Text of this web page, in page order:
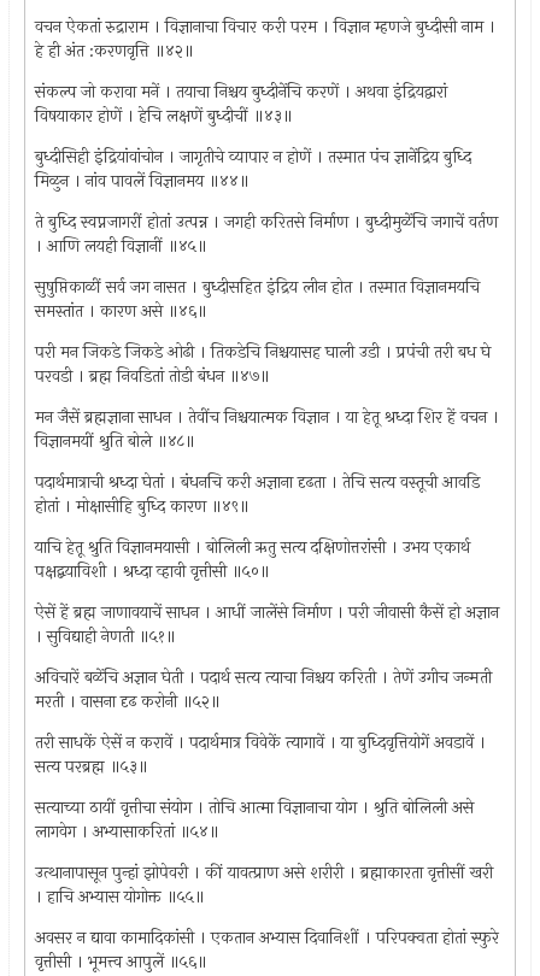
वचन ऐकतां रुद्राराम । विज्ञानाचा विचार करी परम । विज्ञान म्हणजे बुध्दीसी नाम ।
हे ही अंत :करणवृत्ति ॥४२॥
संकल्प जो करावा मनें । तयाचा निश्चय बुध्दीनेंचि करणें । अथवा इंद्रियद्वारां
विषयाकार होणें । हेचि लक्षणें बुध्दीचीं ॥४३॥
बुध्दीसिही इंद्रियांवांचोन । जागृतीचे व्यापार न होणें । तस्मात पंच ज्ञानेंद्रिय बुध्दि
मिळुन । नांव पावलें विज्ञानमय ॥४४॥
ते बुध्दि स्वप्नजागरीं होतां उत्पन्न । जगही करितसे निर्माण । बुध्दीमुळेंचि जगाचें वर्तण
। आणि लयही विज्ञानीं ॥४५॥
सुषुप्तिकाळीं सर्व जग नासत । बुध्दीसहित इंद्रिय लीन होत । तस्मात विज्ञानमयचि
समस्तांत । कारण असे ॥४६॥
परी मन जिकडे जिकडे ओढी । तिकडेचि निश्चयासह घाली उडी । प्रपंची तरी बध घे
परवडी । ब्रह्म निवडितां तोडी बंधन ॥४७॥
मन जैसें ब्रह्मज्ञाना साधन । तेवींच निश्चयात्मक विज्ञान । या हेतू श्रध्दा शिर हें वचन ।
विज्ञानमयीं श्रुति बोले ॥४८॥
पदार्थमात्राची श्रध्दा घेतां । बंधनचि करी अज्ञाना दृढता । तेचि सत्य वस्तूची आवडि
होतां । मोक्षासीहि बुध्दि कारण ॥४९॥
याचि हेतू श्रुति विज्ञानमयासी । बोलिली ऋतु सत्य दक्षिणोत्तरांसी । उभय एकार्थ
पक्षद्बयाविशी । श्रध्दा व्हावी वृत्तीसी ॥५०॥
ऐसें हें ब्रह्म जाणावयाचें साधन । आधीं जालेंसे निर्माण । परी जीवासी कैसें हो अज्ञान
। सुविद्याही नेणती ॥५१॥
अविचारें बळेंचि अज्ञान घेती । पदार्थ सत्य त्याचा निश्चय करिती । तेणें उगीच जन्मती
मरती । वासना दृढ करोनी ॥५२॥
तरी साधकें ऐसें न करावें । पदार्थमात्र विवेकें त्यागावें । या बुध्दिवृत्तियोगें अवडावें ।
सत्य परब्रह्म ॥५३॥
सत्याच्या ठायीं वृत्तीचा संयोग । तोचि आत्मा विज्ञानाचा योग । श्रुति बोलिली असे
लागवेग । अभ्यासाकरितां ॥५४॥
उत्थानापासून पुन्हां झोपेवरी । कीं यावत्प्राण असे शरीरी । ब्रह्माकारता वृत्तीसीं खरी
। हाचि अभ्यास योगोक्त ॥५५॥
अवसर न द्यावा कामादिकांसी । एकतान अभ्यास दिवानिशीं । परिपक्वता होतां स्फुरे
वृत्तीसी । भूमत्त्व आपुलें ॥५६॥